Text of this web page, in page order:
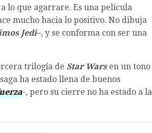
lo que agarrare. Es una película
mucho hacia lo positivo. No dibuja
Jedi–, y se conforma con ser una
trilogía de Star Warsen un tono
ha estado llena de buenos
-, pero su cierre no ha estado a la